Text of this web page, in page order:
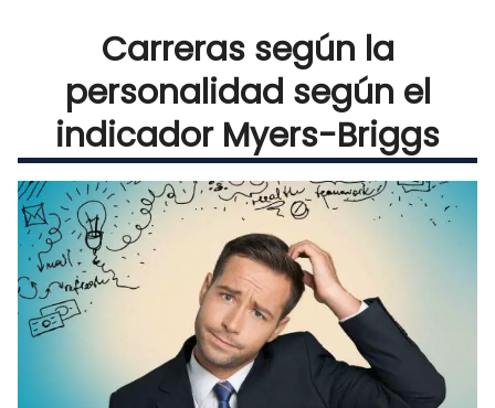
Carreras según la
personalidad según el
indicador Myers-Briggs